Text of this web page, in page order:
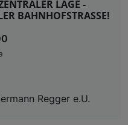
LAGE -
BAHNHOFSTRASSE!
Regger e.U.